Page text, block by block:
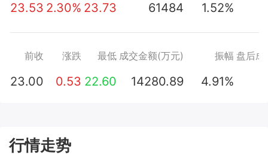
23.53 2.30% 23.73 61484 1.52%
前收 涨跌 最低 成交金额(万元) 振幅 盘后
23.00 0.53 22.60 14280.89 4.91%
行情走势